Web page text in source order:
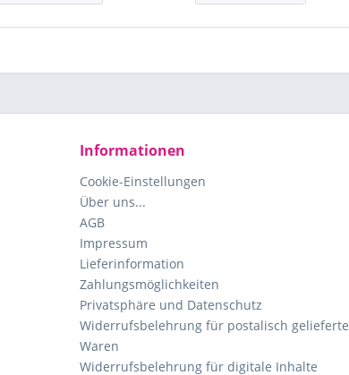
Informationen
Cookie-Einstellungen
Über uns...
AGB
Impressum
Lieferinformation
Zahlungsmöglichkeiten
Privatsphäre und Datenschutz
Widerrufsbelehrung für postalisch gelieferte
Waren
Widerrufsbelehrung für digitale Inhalte